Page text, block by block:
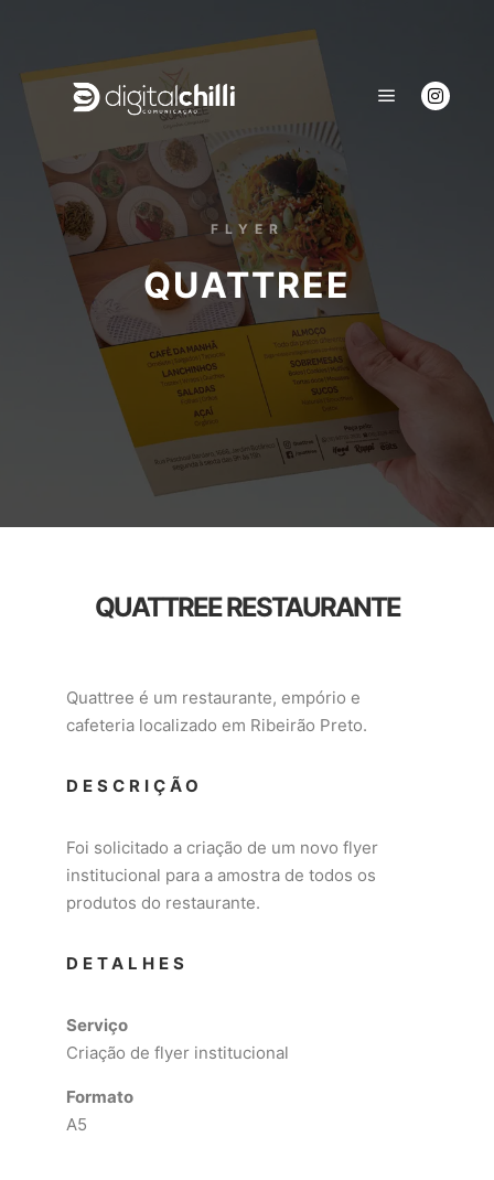
FLYER
QUATTREE
QUATTREE RESTAURANTE
Quattree é um restaurante, empório e
cafeteria localizado em Ribeirão Preto.
DESCRIÇÃO
Foi solicitado a criação de um novo flyer
institucional para a amostra de todos os
produtos do restaurante.
DETALHES
Serviço
Criação de flyer institucional
Formato
A5